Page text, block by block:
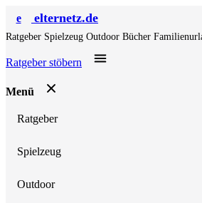
e elternetz.de
Ratgeber Spielzeug Outdoor Bücher
Ratgeber stöbern
Menü
Ratgeber
Spielzeug
Outdoor